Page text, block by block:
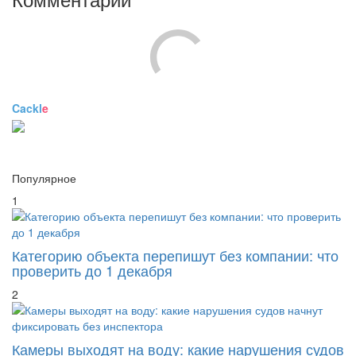
Комментарии
Cackl
Популярное
1
Категорию объекта перепишут без компании: что
проверить до 1 декабря
2